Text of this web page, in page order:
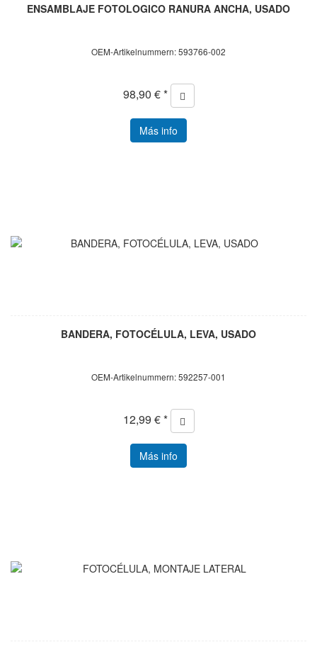
ENSAMBLAJE FOTOLOGICO RANURA ANCHA, USADO
OEM-Artikelnummern: 593766-002
98,90 € *
Más info
BANDERA, FOTOCÉLULA, LEVA, USADO
OEM-Artikelnummern: 592257-001
12,99 € *
Más info